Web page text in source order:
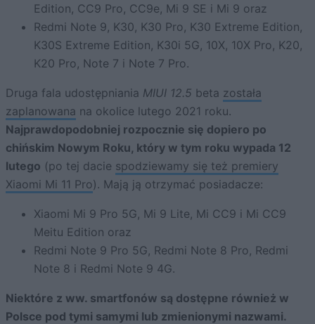
Edition, CC9 Pro, CC9e, Mi 9 SE i Mi 9 oraz
Redmi Note 9, K30, K30 Pro, K30 Extreme Edition,
K30S Extreme Edition, K30i 5G, 10X, 10X Pro, K20,
K20 Pro, Note 7 i Note 7 Pro.
Druga fala udostępniania MIUI 12.5 beta została
zaplanowana na okolice lutego 2021 roku.
Najprawdopodobniej rozpocznie się dopiero po
chińskim Nowym Roku, który w tym roku wypada 12
lutego (po tej dacie spodziewamy się też premiery
Xiaomi Mi 11 Pro). Mają ją otrzymać posiadacze:
Xiaomi Mi 9 Pro 5G, Mi 9 Lite, Mi CC9 i Mi CC9
Meitu Edition oraz
Redmi Note 9 Pro 5G, Redmi Note 8 Pro, Redmi
Note 8 i Redmi Note 9 4G.
Niektóre z ww. smartfonów są dostępne również w
Polsce pod tymi samymi lub zmienionymi nazwami.